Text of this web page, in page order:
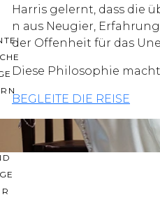
Harris gelernt, dass die
n aus Neugier,
der Offenheit für das
Diese Philosophie
BEGLEITE DIE REISE